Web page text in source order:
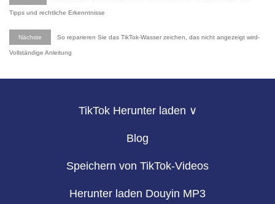
Tipps und rechtliche Erkenntnisse
Nächste So reparieren Sie das TikTok-Wasser zeichen, das nicht angezeigt wird-
Vollständige Anleitung
TikTok Herunter laden ∨
Blog
Speichern von TikTok-Videos
Herunter laden Douyin MP3